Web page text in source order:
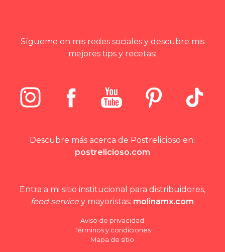
Sígueme en mis redes sociales y descubre mis
mejores tips y recetas:
Descubre más acerca de Postrelicioso en:
postrelicioso.com
Entra a mi sitio institucional para distribuidores,
food service y mayoristas: molinamx.com
Aviso de privacidad
Términos y condiciones
Mapa de sitio